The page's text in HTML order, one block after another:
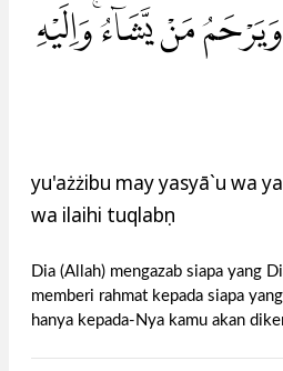
مَنْ يَّشَاۤءُ ۚوَاِلَيْهِ
yu'ażżibu may yasyā`u wa
wa ilaihi tuqlabụn
Dia (Allah) mengazab siapa yang
memberi rahmat kepada siapa
hanya kepada-Nya kamu akan